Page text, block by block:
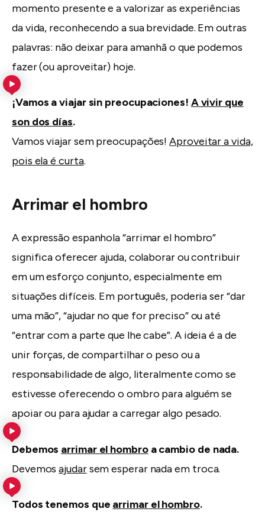
momento presente e a valorizar as experiências
da vida, reconhecendo a sua brevidade. Em outras
palavras: não deixar para amanhã o que podemos
fazer (ou aproveitar) hoje.
¡Vamos a viajar sin preocupaciones! A vivir que
son dos días.
Vamos viajar sem preocupações!Aproveitar a vida,
pois ela é curta.
Arrimar el hombro
A expressão espanhola “arrimar el hombro”
significa oferecer ajuda, colaborar ou contribuir
em um esforço conjunto, especialmente em
situações difíceis. Em português, poderia ser “dar
uma mão”, “ajudar no que for preciso” ou até
“entrar com a parte que lhe cabe”. A ideia é a de
unir forças, de compartilhar o peso ou a
responsabilidade de algo, literalmente como se
estivesse oferecendo o ombro para alguém se
apoiar ou para ajudar a carregar algo pesado.
Debemos arrimar el hombroa cambio de nada.
Devemosajudarsem esperar nada em troca.
Todos tenemos que arrimar el hombro.